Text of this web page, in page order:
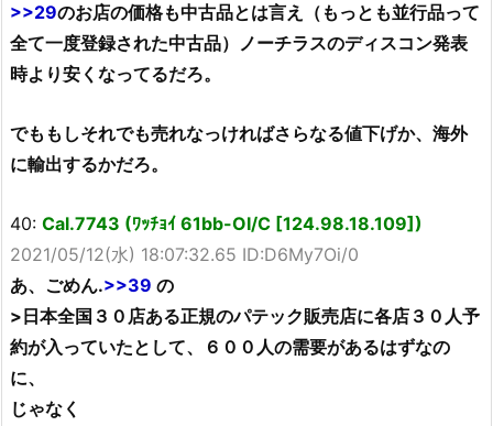
>>29のお店の価格も中古品とは言え（もっとも並行品って
全て一度登録された中古品）ノーチラスのディスコン発表
時より安くなってるだろ。
でももしそれでも売れなっければさらなる値下げか、海外
に輸出するかだろ。
40: Cal.7743 (ﾜｯﾁｮｲ 61bb-OI/C [124.98.18.109])
2021/05/12(水) 18:07:32.65 ID:D6My7Oi/0
あ、ごめん.>>39 の
>日本全国３０店ある正規のパテック販売店に各店３０人予
約が入っていたとして、６００人の需要があるはずなの
に、
じゃなく